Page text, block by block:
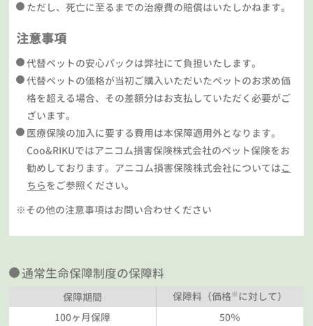
ただし、死亡に至るまでの治療費の賠償はいたしかねます。
注意事項
代替ペットの安心パックは弊社にて負担いたします。
代替ペットの価格が当初ご購入いただいたペットのお求め価
格を超える場合、その差額分はお支払していただく必要がご
ざいます。
医療保険の加入に要する費用は本保障適用外となります。
Coo&RIKUではアニコム損害保険株式会社のペット保険をお
勧めしております。アニコム損害保険株式会社についてはこ
ちらをご参照ください。
※その他の注意事項はお問い合わせください
通常生命保障制度の保障料
保障期間 保障料（価格※に対して）
100ヶ月保障
50％